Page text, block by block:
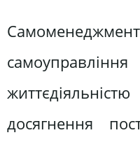
досягнення